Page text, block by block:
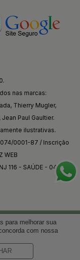
nas marcas:
Thierry Mugler,
Paul Gaultier.
ilustrativas.
0001-87 / Inscrição
WEB
116 - SAÚDE - 04144-
para melhorar sua
com nossa